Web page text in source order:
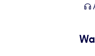
Bereichern Sie Ihre